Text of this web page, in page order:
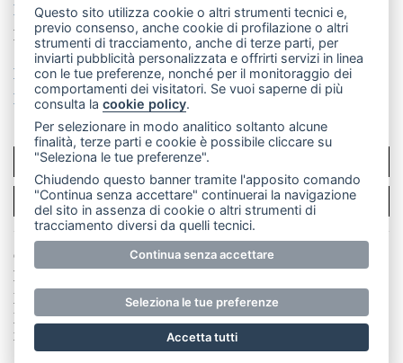
La redazione
MerateOnline CasateOnline
RSS
Made by VIP
Privacy policy
Cookie policy
Rivedi le tue scelte sui cookie
SCRIVICI
PER LA TUA PUBBLICITÀ
© Copyright Merateonline S.r.l. - Tutti i diritti riservati.
E' proibita la riproduzione e pubblicazione anche
parziale di testi, articoli e immagini senza la
preventiva autorizzazione scritta dell'editore. RI Lecco
numero Rea LC 291.277 - Capitale sociale 10.329,14 €
Questo sito utilizza cookie o altri strumenti tecnici e,
previo consenso, anche cookie di profilazione o altri
strumenti di tracciamento, anche di terze parti, per
inviarti pubblicità personalizzata e offrirti servizi in linea
con le tue preferenze, nonché per il monitoraggio dei
comportamenti dei visitatori. Se vuoi saperne di più
consulta lacookie policy.
Per selezionare in modo analitico soltanto alcune
finalità, terze parti e cookie è possibile cliccare su
"Seleziona le tue preferenze".
Chiudendo questo banner tramite l'apposito comando
"Continua senza accettare" continuerai la navigazione
del sito in assenza di cookie o altri strumenti di
tracciamento diversi da quelli tecnici.
Continua senza accettare
Seleziona le tue preferenze
Accetta tutti